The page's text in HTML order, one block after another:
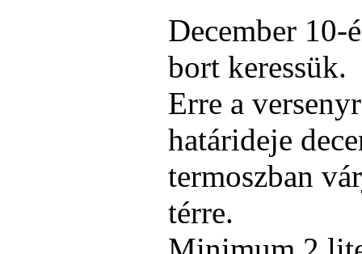
December
bort keressük.
Erre a
határideje
termoszban
térre.